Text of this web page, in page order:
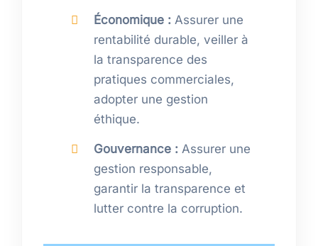
Économique :Assurer une
rentabilité durable, veiller à
la transparence des
pratiques commerciales,
adopter une gestion
éthique.
Gouvernance :Assurer une
gestion responsable,
garantir la transparence et
lutter contre la corruption.